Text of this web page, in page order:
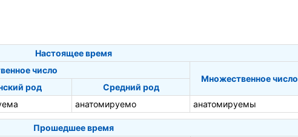
Настоящее время
число
Множественное число
род
Средний род
анатомируемо анатомируемы
Прошедшее время